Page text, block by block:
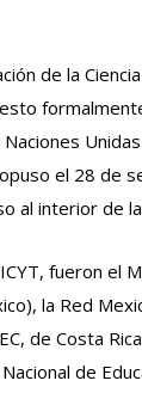
de la
el 28 de
al interior de la
fueron el
la Red
de Costa
de